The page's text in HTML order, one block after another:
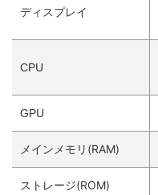
ディスプレイ
CPU
GPU
メインメモリ(RAM)
ストレージ(ROM)